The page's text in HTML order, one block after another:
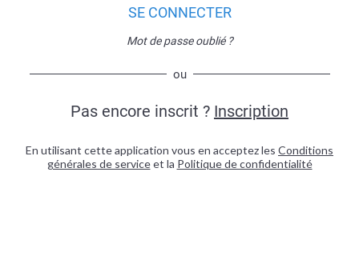
SE CONNECTER
Mot de passe oublié ?
ou
Pas encore inscrit ? Inscription
En utilisant cette application vous en acceptez les Conditions
générales de serviceet la Politique de confidentialité